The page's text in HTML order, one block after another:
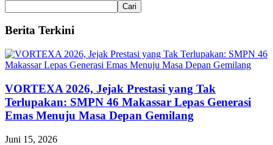
Cari
Berita Terkini
VORTEXA 2026, Jejak Prestasi yang Tak
Terlupakan: SMPN 46 Makassar Lepas Generasi
Emas Menuju Masa Depan Gemilang
Juni 15, 2026